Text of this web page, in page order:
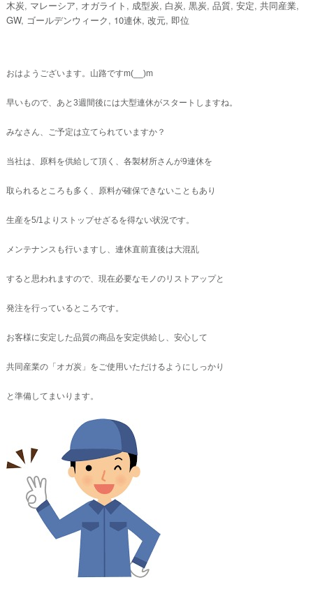
稿
日:
テ
ゴ
グ
木炭, マレーシア, オガライト , 成型炭, 白炭, 黒炭, 品質, 安定, 共同産業,
GW, ゴールデンウィーク, 10連休, 改元, 即位
おはようございます。山路ですm(__)m
早いもので、あと3週間後には大型連休がスタートしますね。
みなさん、ご予定は立てられていますか？
当社は、原料を供給して頂く、各製材所さんが9連休を
取られるところも多く、原料が確保できないこともあり
生産を5/1よりストップせざるを得ない状況です。
メンテナンスも行いますし、連休直前直後は大混乱
すると思われますので、現在必要なモノのリストアップと
発注を行っているところです。
お客様に安定した品質の商品を安定供給し、安心して
共同産業の「オガ炭」をご使用いただけるようにしっかり
と準備してまいります。